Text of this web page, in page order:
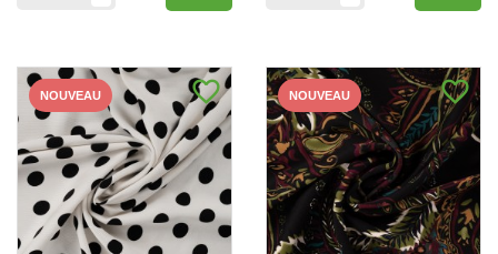
favorite_border
NOUVEAU favorite_border
NOUVEAU